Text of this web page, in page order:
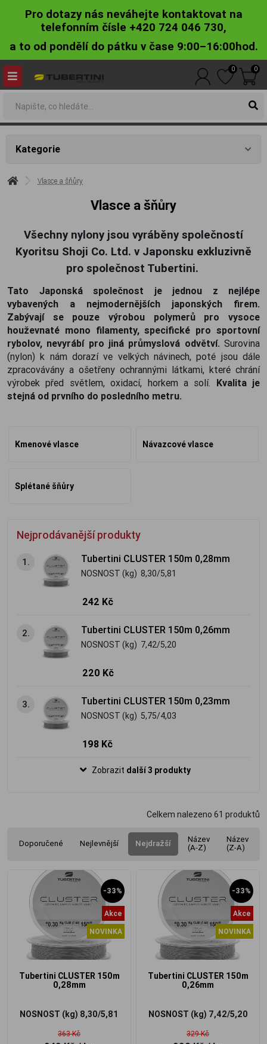
Pro dotazy nás neváhejte kontaktovat na
telefonním čísle +420 724 046 730,
a to od pondělí do pátku v čase 9:00–16:00hod.
0 0
Kategorie
Vlasce a šňůry
Vlasce a šňůry
Všechny nylony jsou vyráběny společností
Kyoritsu Shoji Co. Ltd. v Japonsku exkluzivně
pro společnost Tubertini.
Tato Japonská společnost je jednou z nejlépe
vybavených a nejmodernějších japonských firem.
Zabývají se pouze výrobou polymerů pro vysoce
houževnaté mono filamenty, specifické pro sportovní
rybolov, nevyrábí pro jiná průmyslová odvětví. Surovina
(nylon) k nám dorazí ve velkých návinech, poté jsou dále
zpracovávány a ošetřeny ochrannými látkami, které chrání
výrobek před světlem, oxidací, horkem a solí. Kvalita je
stejná od prvního do posledního metru.
Kmenové vlasce Návazcové vlasce
Splétané šňůry
Nejprodávanější produkty
1. Tubertini CLUSTER 150m 0,28mm
NOSNOST (kg) 8,30/5,81
242 Kč
2. Tubertini CLUSTER 150m 0,26mm
NOSNOST (kg) 7,42/5,20
220 Kč
3. Tubertini CLUSTER 150m 0,23mm
NOSNOST (kg) 5,75/4,03
198 Kč
Zobrazit další 3 produkty
Celkem nalezeno 61 produktů
Doporučené Nejlevnější Nejdražší
Název
(A-Z)
Název
(Z-A)
-33%
Akce
NOVINKA
Tubertini CLUSTER 150m
0,28mm
NOSNOST (kg) 8,30/5,81
363 Kč
-33%
Akce
NOVINKA
Tubertini CLUSTER 150m
0,26mm
NOSNOST (kg) 7,42/5,20
329 Kč